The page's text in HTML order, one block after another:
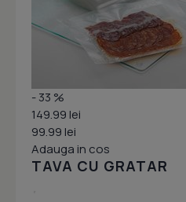
- 33 %
149.99 lei
99.99 lei
Adauga in cos
TAVA CU GRATAR